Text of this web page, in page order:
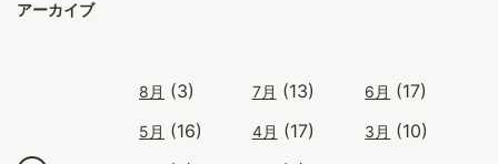
アーカイブ
8月 (3) 7月 (13) 6月 (17)
5月 (16) 4月 (17) 3月 (10)